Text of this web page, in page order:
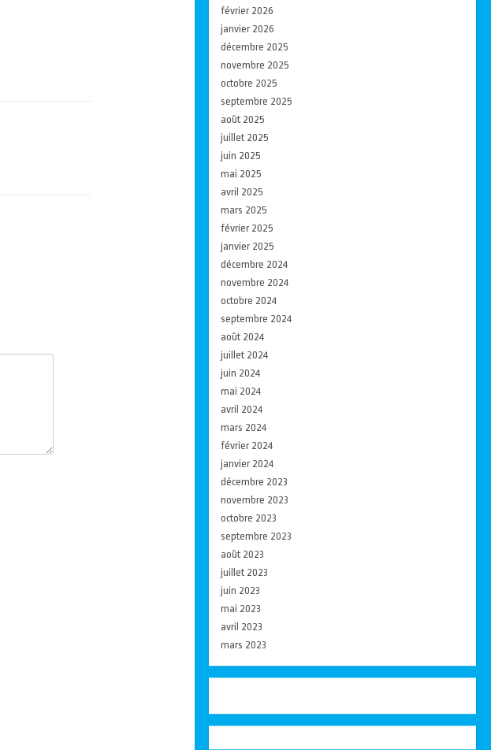
février 2026
janvier 2026
décembre 2025
novembre 2025
octobre 2025
septembre 2025
août 2025
juillet 2025
juin 2025
mai 2025
avril 2025
mars 2025
février 2025
janvier 2025
décembre 2024
novembre 2024
octobre 2024
septembre 2024
août 2024
juillet 2024
juin 2024
mai 2024
avril 2024
mars 2024
février 2024
janvier 2024
décembre 2023
novembre 2023
octobre 2023
septembre 2023
août 2023
juillet 2023
juin 2023
mai 2023
avril 2023
mars 2023